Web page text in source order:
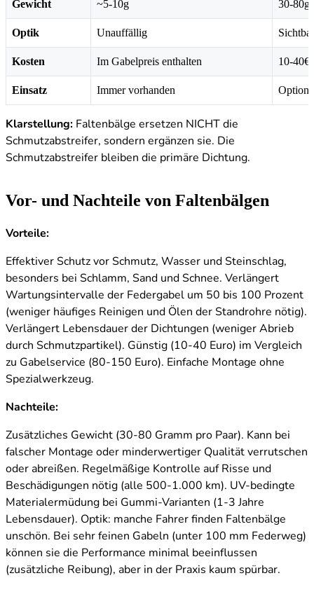
Gewicht ~5-10g 30-80g
Optik Unauffällig
Kosten Im Gabelpreis enthalten 10-40€
Einsatz Immer vorhanden
Klarstellung: Faltenbälge ersetzen NICHT die
Schmutzabstreifer, sondern ergänzen sie. Die
Schmutzabstreifer bleiben die primäre Dichtung.
Vor- und Nachteile von Faltenbälgen
Vorteile:
Effektiver Schutz vor Schmutz, Wasser und Steinschlag,
besonders bei Schlamm, Sand und Schnee. Verlängert
Wartungsintervalle der Federgabel um 50 bis 100 Prozent
(weniger häufiges Reinigen und Ölen der Standrohre nötig).
Verlängert Lebensdauer der Dichtungen (weniger Abrieb
durch Schmutzpartikel). Günstig (10-40 Euro) im Vergleich
zu Gabelservice (80-150 Euro). Einfache Montage ohne
Spezialwerkzeug.
Nachteile:
Zusätzliches Gewicht (30-80 Gramm pro Paar). Kann bei
falscher Montage oder minderwertiger Qualität verrutschen
oder abreißen. Regelmäßige Kontrolle auf Risse und
Beschädigungen nötig (alle 500-1.000 km). UV-bedingte
Materialermüdung bei Gummi-Varianten (1-3 Jahre
Lebensdauer). Optik: manche Fahrer finden Faltenbälge
unschön. Bei sehr feinen Gabeln (unter 100 mm Federweg)
können sie die Performance minimal beeinflussen
(zusätzliche Reibung), aber in der Praxis kaum spürbar.